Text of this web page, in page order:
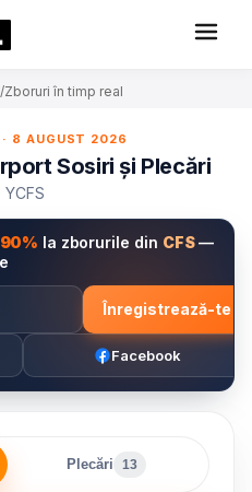
/Zboruri în timp real
8 AUGUST 2026
Sosiri și Plecări
90% la zborurile din CFS—
Înregistrează-te
Facebook
Plecări 13